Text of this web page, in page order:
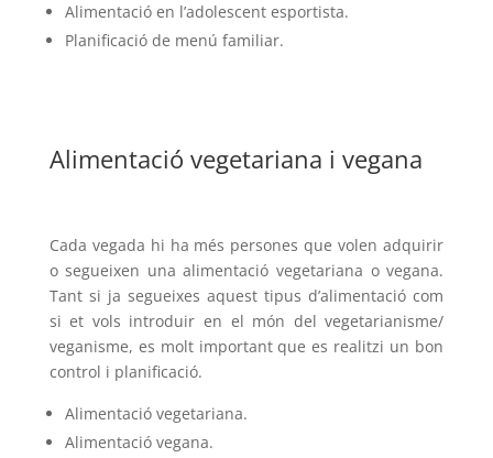
Alimentació en l’adolescent esportista.
Planificació de menú familiar.
Alimentació vegetariana i vegana
Cada vegada hi ha més persones que volen adquirir
o segueixen una alimentació vegetariana o vegana.
Tant si ja segueixes aquest tipus d’alimentació com
si et vols introduir en el món del vegetarianisme/
veganisme, es molt important que es realitzi un bon
control i planificació.
Alimentació vegetariana.
Alimentació vegana.